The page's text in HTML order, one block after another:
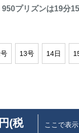
プリズンは19分15
13号 14日
(税
ここで表